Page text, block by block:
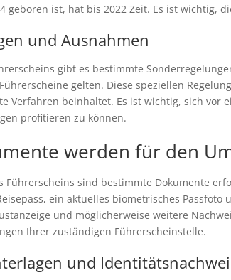
geboren ist, hat bis 2022 Zeit. Es ist
und Ausnahmen
gibt es bestimmte
gelten. Diese speziellen
Verfahren beinhaltet. Es ist wichtig, sich
profitieren zu können.
werden für den
Führerscheins sind bestimmte Dokumente
ein aktuelles biometrisches
und möglicherweise weitere
Ihrer zuständigen Führerscheinstelle.
und